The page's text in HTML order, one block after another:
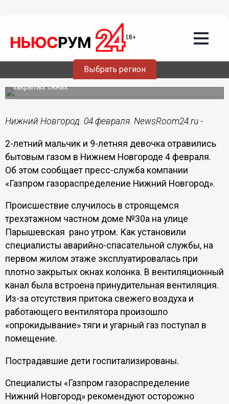
Выбрать регион
04.02.201612:14
Двое детей отравились угарным газом
в Нижнем Новгороде 4 февраля
Колонка в их доме эксплуатировалась при плотно
закрытых окнах.
Нижний Новгород. 04 февраля. NewsRoom24.ru -
2-летний мальчик и 9-летняя девочка отравились
бытовым газом в Нижнем Новгороде 4 февраля.
Об этом сообщает пресс-служба компании
«Газпром газораспределение Нижний Новгород».
Происшествие случилось в строящемся
трехэтажном частном доме №30а на улице
Парышевская рано утром. Как установили
специалисты аварийно-спасательной службы, на
первом жилом этаже эксплуатировалась при
плотно закрытых окнах колонка. В вентиляционный
канал была встроена принудительная вентиляция.
Из-за отсутствия притока свежего воздуха и
работающего вентилятора произошло
«опрокидывание» тяги и угарный газ поступал в
помещение.
Пострадавшие дети госпитализированы.
Специалисты «Газпром газораспределение
Нижний Новгород» рекомендуют осторожно